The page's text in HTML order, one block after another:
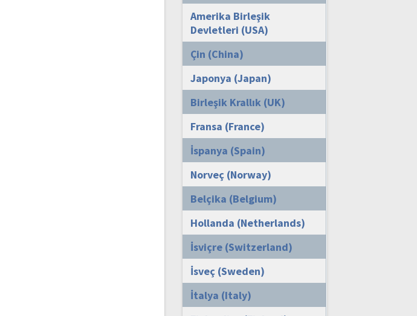
Amerika Birleşik
Devletleri (USA)
Çin (China)
Japonya (Japan)
Birleşik Krallık (UK)
Fransa (France)
İspanya (Spain)
Norveç (Norway)
Belçika (Belgium)
Hollanda (Netherlands)
İsviçre (Switzerland)
İsveç (Sweden)
İtalya (Italy)